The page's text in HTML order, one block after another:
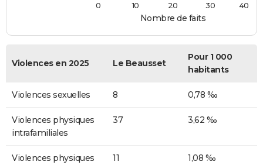
Nombre de faits
0
10 20 30 40
Violences en 2025 Le Beausset
Pour 1 000
habitants
Violences sexuelles 8 0,78 ‰
Violences physiques
intrafamiliales
37 3,62 ‰
Violences physiques
11 1,08 ‰